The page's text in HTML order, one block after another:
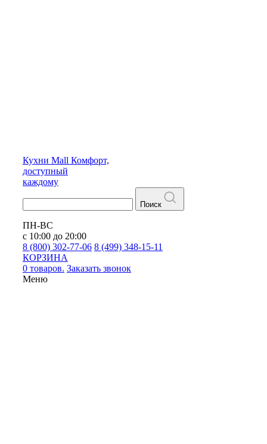
Кухни Mall Комфорт,
доступный
каждому
Поиск
ПН-ВС
с 10:00 до 20:00
8 (800) 302-77-06 8 (499) 348-15-11
КОРЗИНА
0 товаров. Заказать звонок
Меню